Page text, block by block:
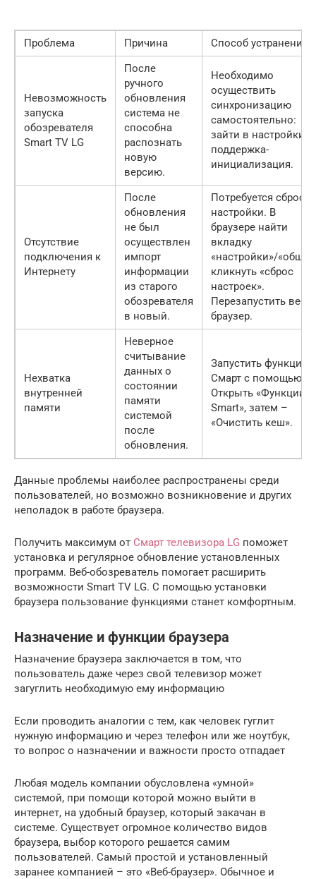
Проблема Причина Способ устранения
Невозможность
запуска
обозревателя
Smart TV LG
После
ручного
обновления
система не
способна
распознать
новую
версию.
Необходимо
осуществить
синхронизацию
самостоятельно:
зайти в настройки-
поддержка-
инициализация.
Отсутствие
подключения к
Интернету
После
обновления
не был
осуществлен
импорт
информации
из старого
обозревателя
в новый.
Потребуется
настройки. В
браузере найти
вкладку
«настройки»/
кликнуть «сброс
настроек».
Перезапустить веб-
браузер.
Нехватка
внутренней
памяти
Неверное
считывание
данных о
состоянии
памяти
системой
после
обновления.
Запустить функцию
Смарт с помощью
Открыть «Функции
Smart», затем –
«Очистить кеш».
Данные проблемы наиболее распространены среди
пользователей, но возможно возникновение и других
неполадок в работе браузера.
Получить максимум от Смарт телевизора LG поможет
установка и регулярное обновление установленных
программ. Веб-обозреватель помогает расширить
возможности Smart TV LG. С помощью установки
браузера пользование функциями станет комфортным.
Назначение и функции браузера
Назначение браузера заключается в том, что
пользователь даже через свой телевизор может
загуглить необходимую ему информацию
Если проводить аналогии с тем, как человек гуглит
нужную информацию и через телефон или же ноутбук,
то вопрос о назначении и важности просто отпадает
Любая модель компании обусловлена «умной»
системой, при помощи которой можно выйти в
интернет, на удобный браузер, который закачан в
системе. Существует огромное количество видов
браузера, выбор которого решается самим
пользователей. Самый простой и установленный
заранее компанией – это «Веб-браузер». Обычное и